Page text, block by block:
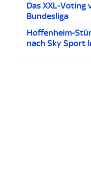
Das XXL-Voting
Bundesliga
Hoffenheim-
nach Sky Sport